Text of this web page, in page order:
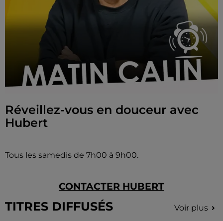
Réveillez-vous en douceur avec
Hubert
Tous les samedis de 7h00 à 9h00.
CONTACTER HUBERT
TITRES DIFFUSÉS Voir plus